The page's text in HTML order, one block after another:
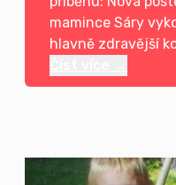
mamince Sáry
hlavně zdravější